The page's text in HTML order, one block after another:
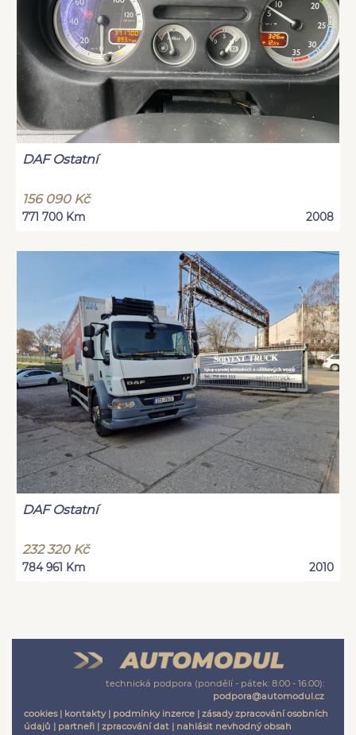
DAF Ostatní
156 090 Kč
771 700 Km 2008
DAF Ostatní
232 320 Kč
784 961 Km 2010
technická podpora (pondělí - pátek: 8:00 - 16:00):
podpora@automodul.cz
cookies| kontakty| podmínky inzerce | zásady zpracování osobních
údajů | partneři | zpracování dat | nahlásit nevhodný obsah